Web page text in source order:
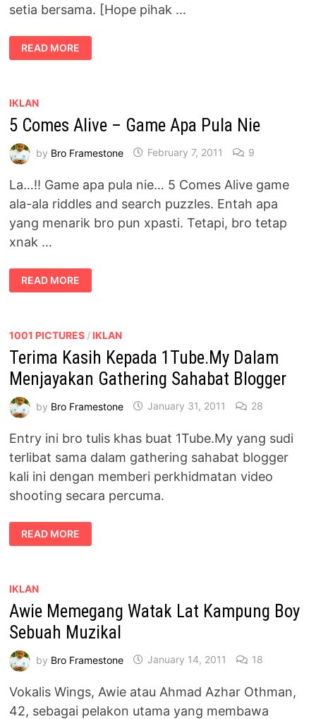
setia bersama. [Hope pihak …
BILA
BLOGGER
KECEWA
READ MORE
IKLAN
5 Comes Alive – Game Apa Pula Nie
by Bro Framestone February 7, 2011 9
La…!! Game apa pula nie… 5 Comes Alive game
ala-ala riddles and search puzzles. Entah apa
yang menarik bro pun xpasti. Tetapi, bro tetap
xnak …
5
COMES
ALIVE
PULA
NIE
READ MORE
1001 PICTURES / IKLAN
Terima Kasih Kepada 1Tube.My Dalam
Menjayakan Gathering Sahabat Blogger
by Bro Framestone January 31, 2011 28
Entry ini bro tulis khas buat 1Tube.My yang sudi
terlibat sama dalam gathering sahabat blogger
kali ini dengan memberi perkhidmatan video
shooting secara percuma.
TERIMA
KASIH
KEPADA
GATHERING
BLOGGER
READ MORE
IKLAN
Awie Memegang Watak Lat Kampung Boy
Sebuah Muzikal
by Bro Framestone January 14, 2011 18
Vokalis Wings, Awie atau Ahmad Azhar Othman,
42, sebagai pelakon utama yang membawa